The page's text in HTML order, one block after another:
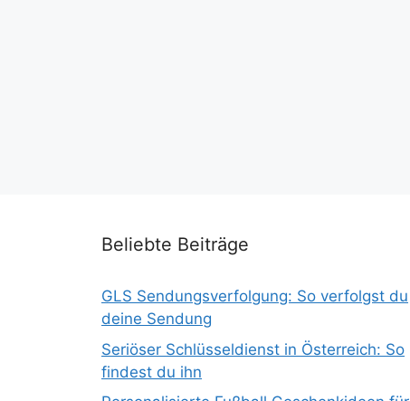
Beliebte Beiträge
GLS Sendungsverfolgung: So verfolgst du
deine Sendung
Seriöser Schlüsseldienst in Österreich: So
findest du ihn